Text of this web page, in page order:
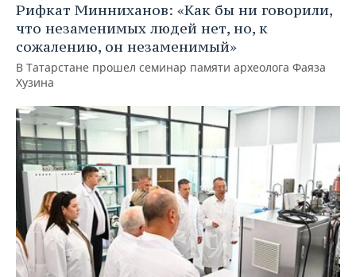
Рифкат Минниханов: «Как бы ни говорили,
что незаменимых людей нет, но, к
сожалению, он незаменимый»
В Татарстане прошел семинар памяти археолога Фаяза
Хузина